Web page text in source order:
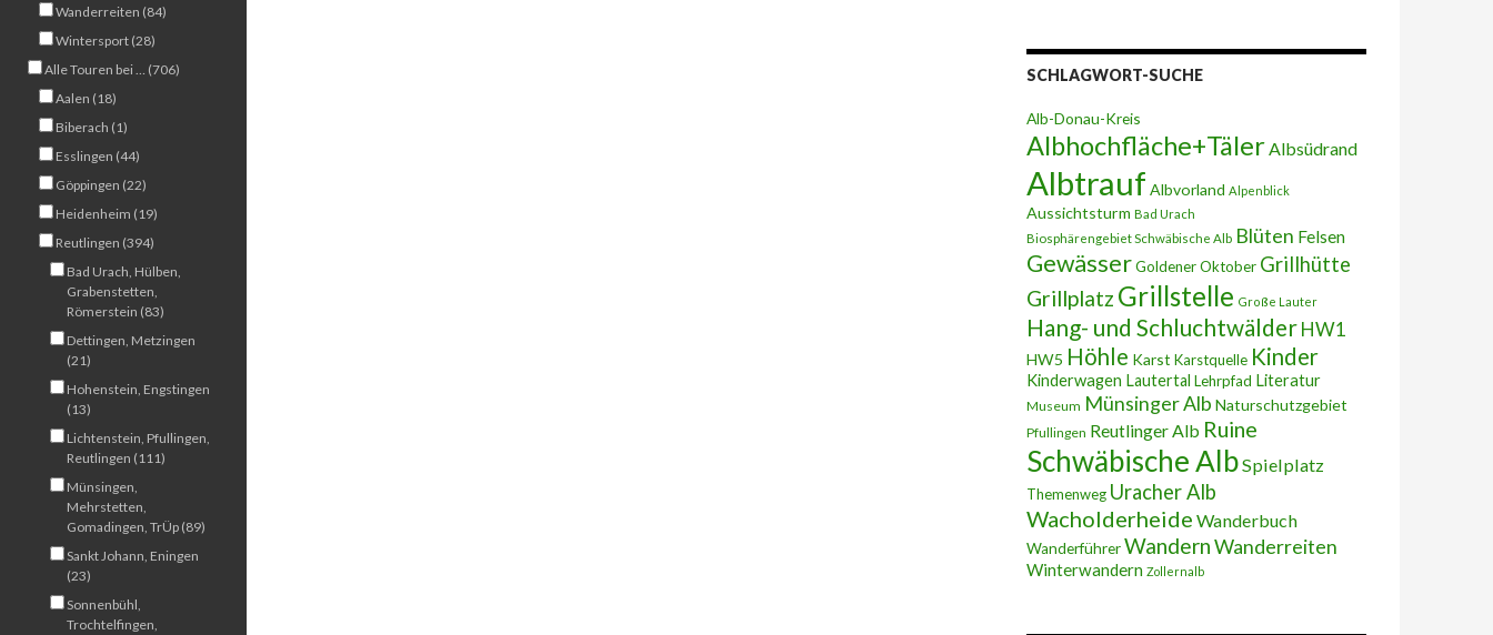
SCHLAGWORT-SUCHE
Alb-Donau-Kreis
Albhochfläche+TälerAlbsüdrand
Albtrauf Albvorland Alpenblick
Aussichtsturm Bad Urach
Biosphärengebiet Schwäbische Alb Blüten Felsen
GewässerGoldener Oktober Grillhütte
Grillplatz Grillstelle Große Lauter
Hang- und SchluchtwälderHW1
HW5 Höhle Karst Karstquelle Kinder
Kinderwagen Lautertal Lehrpfad Literatur
Museum Münsinger Alb Naturschutzgebiet
Pfullingen Reutlinger Alb Ruine
Schwäbische AlbSpielplatz
Themenweg Uracher Alb
Wacholderheide Wanderbuch
WanderführerWandernWanderreiten
Winterwandern Zollernalb
Wanderreiten (84)
Wintersport (28)
Alle Touren bei … (706)
Aalen (18)
Biberach (1)
Esslingen (44)
Göppingen (22)
Heidenheim (19)
Reutlingen (394)
Bad Urach, Hülben,
Grabenstetten,
Römerstein (83)
Dettingen, Metzingen
(21)
Hohenstein, Engstingen
(13)
Lichtenstein, Pfullingen,
Reutlingen (111)
Münsingen,
Mehrstetten,
Gomadingen, TrÜp (89)
Sankt Johann, Eningen
(23)
Sonnenbühl,
Trochtelfingen,